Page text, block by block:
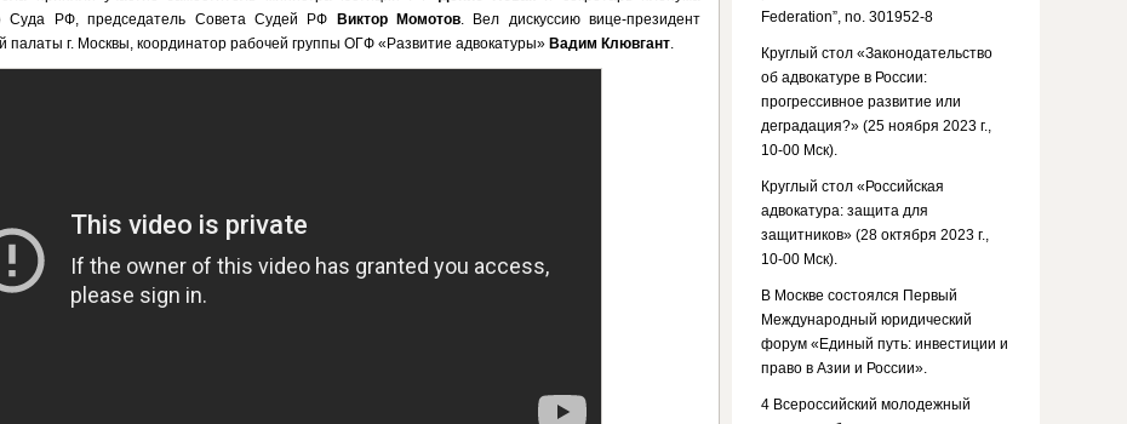
Суда РФ, председатель Совета Судей РФ
Виктор Момотов. Вел дискуссию вице-президент
палаты г. Москвы, координатор рабочей группы ОГФ «Развитие адвокатуры» Вадим Клювгант.
Federation”, no. 301952-8
Круглый стол «Законодательство
об адвокатуре в России:
прогрессивное развитие или
деградация?» (25 ноября 2023 г.,
10-00 Мск).
Круглый стол «Российская
адвокатура: защита для
защитников» (28 октября 2023 г.,
10-00 Мск).
В Москве состоялся Первый
Международный юридический
форум «Единый путь: инвестиции и
право в Азии и России».
4 Всероссийский молодежный